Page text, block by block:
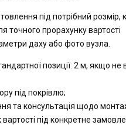
під потрібний розмір,
точного прорахунку вартості
даху або фото вузла.
позиції: 2 м, якщо не
під покрівлю;
та консультація щодо
під конкретне